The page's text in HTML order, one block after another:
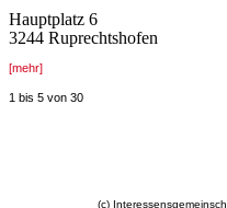
Hauptplatz 6
3244 Ruprechtshofen
[mehr]
1 bis 5 von 30
(c)